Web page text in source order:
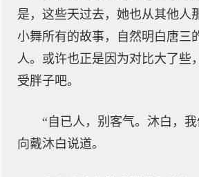
是，这些天过去，她也从其他人
小舞所有的故事，自然明白唐三
人。或许也正是因为对比大了些
受胖子吧。
“自已人，别客气。沐白，
向戴沐白说道。